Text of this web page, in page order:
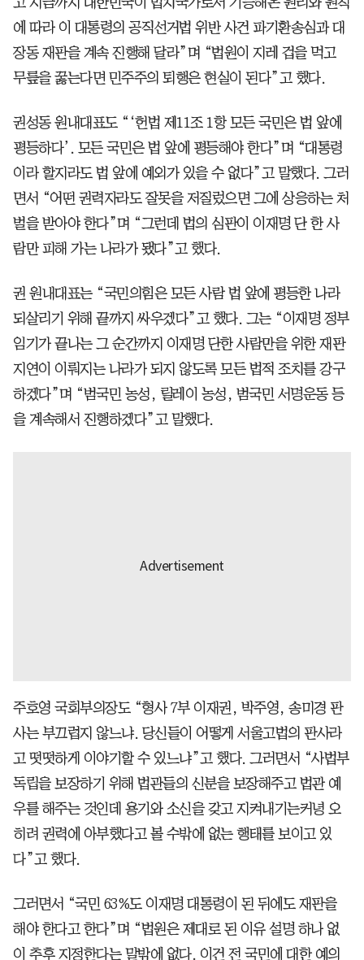
에 따라 이 대통령의 공직선거법 위반 사건 파기환송심과 대
장동 재판을 계속 진행해 달라”며 “법원이 지레 겁을 먹고
무릎을 꿇는다면 민주주의 퇴행은 현실이 된다”고 했다.
권성동 원내대표도 “‘헌법 제11조 1항 모든 국민은 법 앞에
평등하다’. 모든 국민은 법 앞에 평등해야 한다”며 “대통령
이라 할지라도 법 앞에 예외가 있을 수 없다”고 말했다. 그러
면서 “어떤 권력자라도 잘못을 저질렀으면 그에 상응하는 처
벌을 받아야 한다”며 “그런데 법의 심판이 이재명 단 한 사
람만 피해 가는 나라가 됐다”고 했다.
권 원내대표는 “국민의힘은 모든 사람 법 앞에 평등한 나라
되살리기 위해 끝까지 싸우겠다”고 했다. 그는 “이재명 정부
임기가 끝나는 그 순간까지 이재명 단한 사람만을 위한 재판
지연이 이뤄지는 나라가 되지 않도록 모든 법적 조치를 강구
하겠다”며 “범국민 농성, 릴레이 농성, 범국민 서명운동 등
을 계속해서 진행하겠다”고 말했다.
주호영 국회부의장도 “형사 7부 이재권, 박주영, 송미경 판
사는 부끄럽지 않느냐. 당신들이 어떻게 서울고법의 판사라
고 떳떳하게 이야기할 수 있느냐”고 했다. 그러면서 “사법부
독립을 보장하기 위해 법관들의 신분을 보장해주고 법관 예
우를 해주는 것인데 용기와 소신을 갖고 지켜내기는커녕 오
히려 권력에 아부했다고 볼 수밖에 없는 행태를 보이고 있
다”고 했다.
그러면서 “국민 63%도 이재명 대통령이 된 뒤에도 재판을
해야 한다고 한다”며 “법원은 제대로 된 이유 설명 하나 없
이 추후 지정한다는 말밖에 없다. 이건 전 국민에 대한 예의